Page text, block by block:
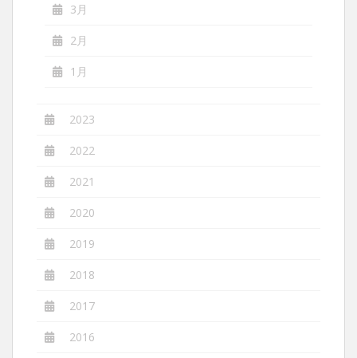
3月
2月
1月
2023
2022
2021
2020
2019
2018
2017
2016